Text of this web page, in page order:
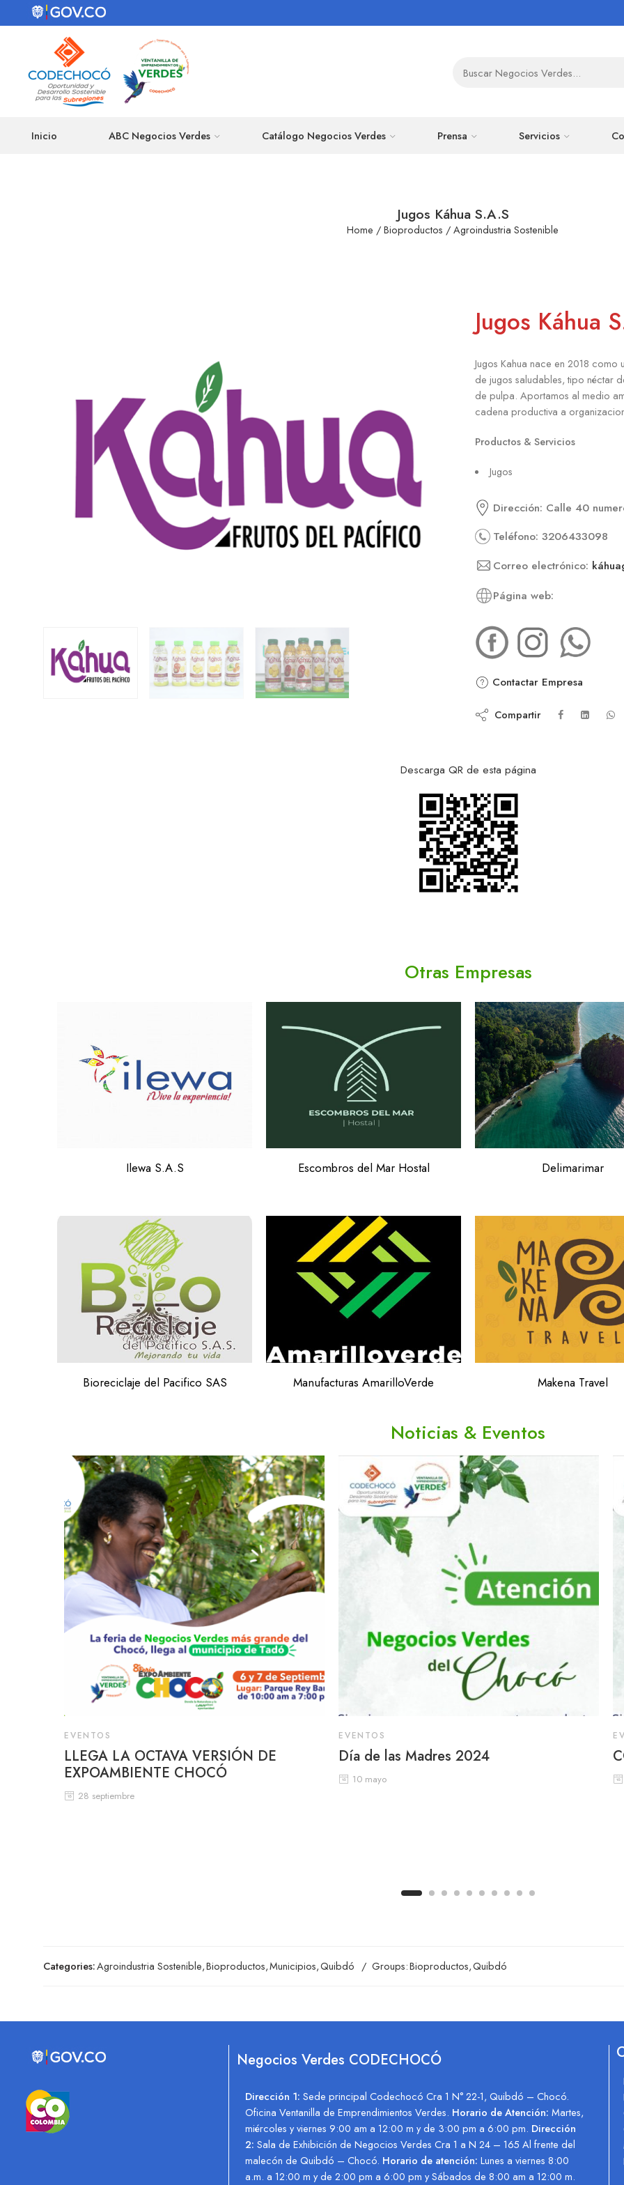
Inicio ABC Negocios Verdes Catálogo Negocios Verdes Prensa Servicios
Jugos Káhua S.A.S
Home /Bioproductos /Agroindustria Sostenible
Jugos Káhua
Jugos Kahua nace en 2018
de jugos saludables, tipo néctar
de pulpa. Aportamos al medio
cadena productiva a
Productos & Servicios
Jugos
Dirección: Calle 40
Teléfono: 3206433098
Correo electrónico:
Página web:
Contactar Empresa
Compartir
Descarga QR de esta página
Otras Empresas
Ilewa S.A.S Escombros del Mar Hostal Delimarimar
Bioreciclaje del Pacifico SAS Manufacturas AmarilloVerde Makena Travel
Noticias & Eventos
EVENTOS
LLEGA LA OCTAVA VERSIÓN DE
EXPOAMBIENTE CHOCÓ
28 septiembre
EVENTOS
Día de las Madres 2024
10 mayo
Categories:Agroindustria Sostenible,Bioproductos,Municipios,Quibdó Groups:Bioproductos,Quibdó
Negocios Verdes CODECHOCÓ
Dirección 1:Sede principal Codechocó Cra 1 N° 22-1, Quibdó – Chocó.
Oficina Ventanilla de Emprendimientos Verdes. Horario de Atención:Martes,
miércoles y viernes 9:00 am a 12:00 m y de 3:00 pm a 6:00 pm. Dirección
2: Sala de Exhibición de Negocios Verdes Cra 1 a N 24 – 165 Al frente del
malecón de Quibdó – Chocó. Horario de atención: Lunes a viernes 8:00
a.m. a 12:00 m y de 2:00 pm a 6:00 pm y Sábados de 8:00 am a 12:00 m.